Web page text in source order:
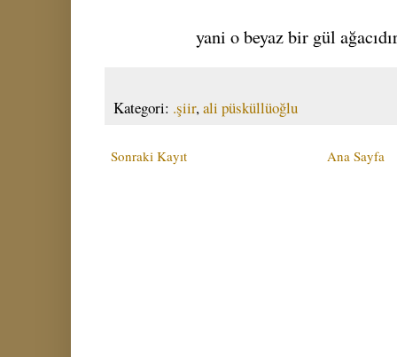
yani o beyaz bir gül
Kategori: .şiir,ali püsküllüoğlu
Sonraki Kayıt Ana Sayfa